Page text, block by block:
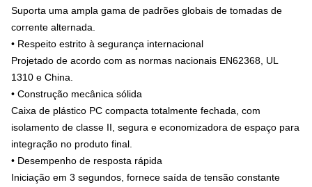
Suporta uma ampla gama de padrões globais de tomadas de
corrente alternada.
• Respeito estrito à segurança internacional
Projetado de acordo com as normas nacionais EN62368, UL
1310 e China.
• Construção mecânica sólida
Caixa de plástico PC compacta totalmente fechada, com
isolamento de classe II, segura e economizadora de espaço para
integração no produto final.
• Desempenho de resposta rápida
Iniciação em 3 segundos, fornece saída de tensão constante